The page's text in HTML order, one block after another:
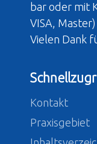
bar oder mit
VISA,
Vielen Dank
Kontakt
Praxisgebiet